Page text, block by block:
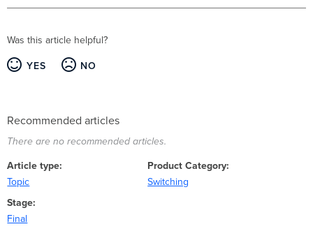
Was this article helpful?
YES NO
Recommended articles
There are no recommended articles.
Article type
Topic
Product Category
Switching
Stage
Final